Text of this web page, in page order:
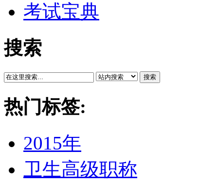
考试宝典
搜索
搜索
热门标签:
2015年
卫生高级职称